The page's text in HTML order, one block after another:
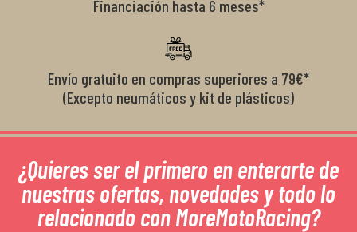
Financiación hasta 6 meses*
Envío gratuito en compras superiores a 79€*
(Excepto neumáticos y kit de plásticos)
¿Quieres ser el primero en enterarte de
nuestras ofertas, novedades y todo lo
relacionado con MoreMotoRacing?